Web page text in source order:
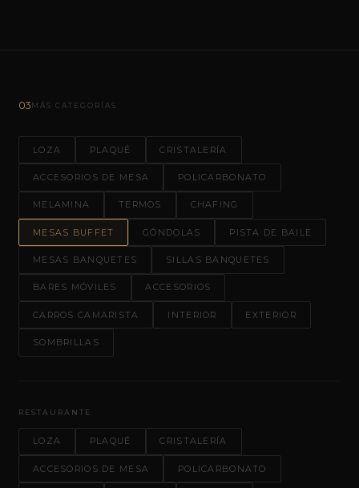
03MÁS CATEGORÍAS
LOZA PLAQUÉ CRISTALERÍA
ACCESORIOS DE MESA POLICARBONATO
MELAMINA TERMOS CHAFING
MESAS BUFFET GÓNDOLAS PISTA DE BAILE
MESAS BANQUETES SILLAS BANQUETES
BARES MÓVILES ACCESORIOS
CARROS CAMARISTA INTERIOR EXTERIOR
SOMBRILLAS
RESTAURANTE
LOZA PLAQUÉ CRISTALERÍA
ACCESORIOS DE MESA POLICARBONATO